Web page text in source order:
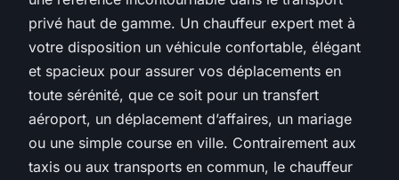
privé haut de gamme. Un chauffeur expert met à
votre disposition un véhicule confortable, élégant
et spacieux pour assurer vos déplacements en
toute sérénité, que ce soit pour un transfert
aéroport, un déplacement d’affaires, un mariage
ou une simple course en ville. Contrairement aux
taxis ou aux transports en commun, le chauffeur